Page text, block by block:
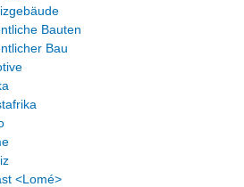
Bauten
Bau
<Lomé>